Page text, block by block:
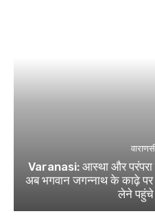
Varanasi: आस्था और परंपरा
अब भगवान जगन्नाथ के काढ़े पर
लेने पहुंचे